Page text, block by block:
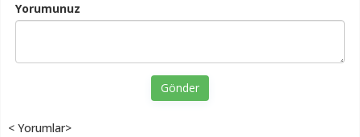
Yorumunuz
Gönder
< Yorumlar>